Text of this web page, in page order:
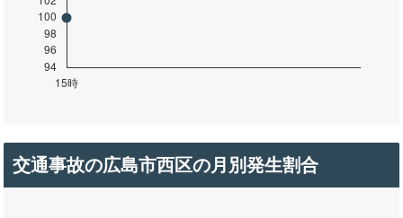
交通事故の広島市西区の月別発生割合